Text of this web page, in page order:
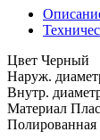
Цвет Черный
Наруж.
Внутр.
Материал
Полированная